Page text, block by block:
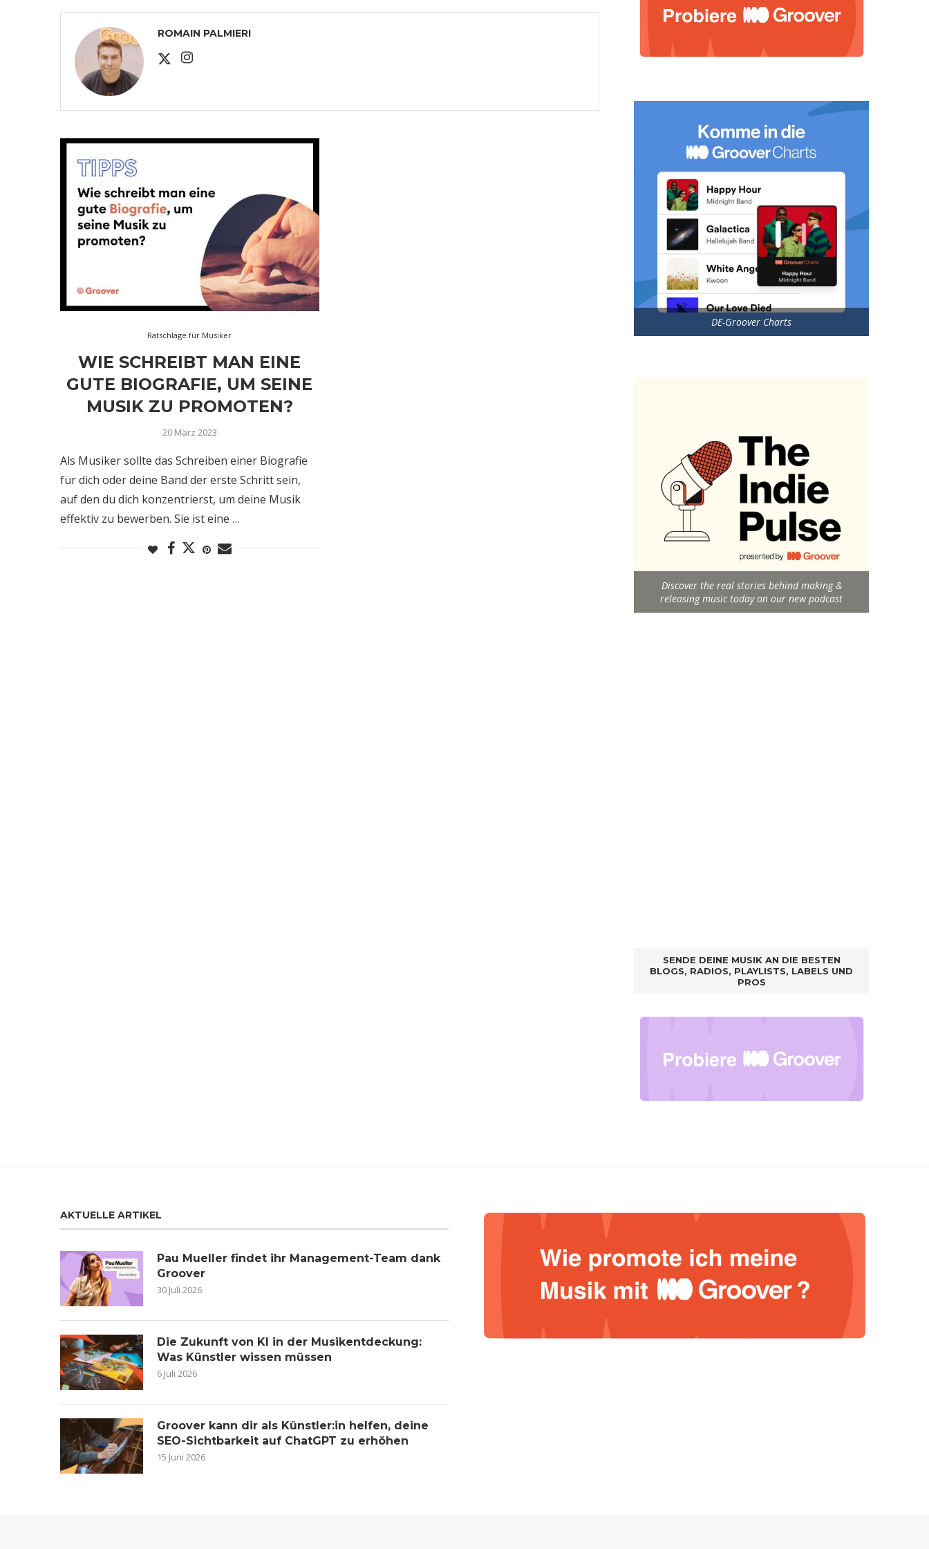
ROMAIN PALMIERI
Ratschläge für Musiker
WIE SCHREIBT MAN EINE
GUTE BIOGRAFIE, UM SEINE
MUSIK ZU PROMOTEN?
20 März 2023
Als Musiker sollte das Schreiben einer Biografie
für dich oder deine Band der erste Schritt sein,
auf den du dich konzentrierst, um deine Musik
effektiv zu bewerben. Sie ist eine …
DE-Groover Charts
Discover the real stories behind making &
releasing music today on our new podcast
SENDE DEINE MUSIK AN DIE BESTEN
BLOGS, RADIOS, PLAYLISTS, LABELS UND
PROS
AKTUELLE ARTIKEL
Pau Mueller findet ihr Management-Team dank
Groover
30 Juli 2026
Die Zukunft von KI in der Musikentdeckung:
Was Künstler wissen müssen
6 Juli 2026
Groover kann dir als Künstler:in helfen, deine
SEO-Sichtbarkeit auf ChatGPT zu erhöhen
15 Juni 2026